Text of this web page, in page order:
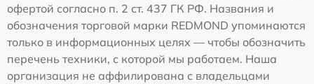
офертой согласно п. 2 ст. 437 ГК РФ. Названия и
обозначения торговой марки REDMOND упоминаются
только в информационных целях — чтобы обозначить
перечень техники, с которой мы работаем. Наша
организация не аффилирована с владельцами